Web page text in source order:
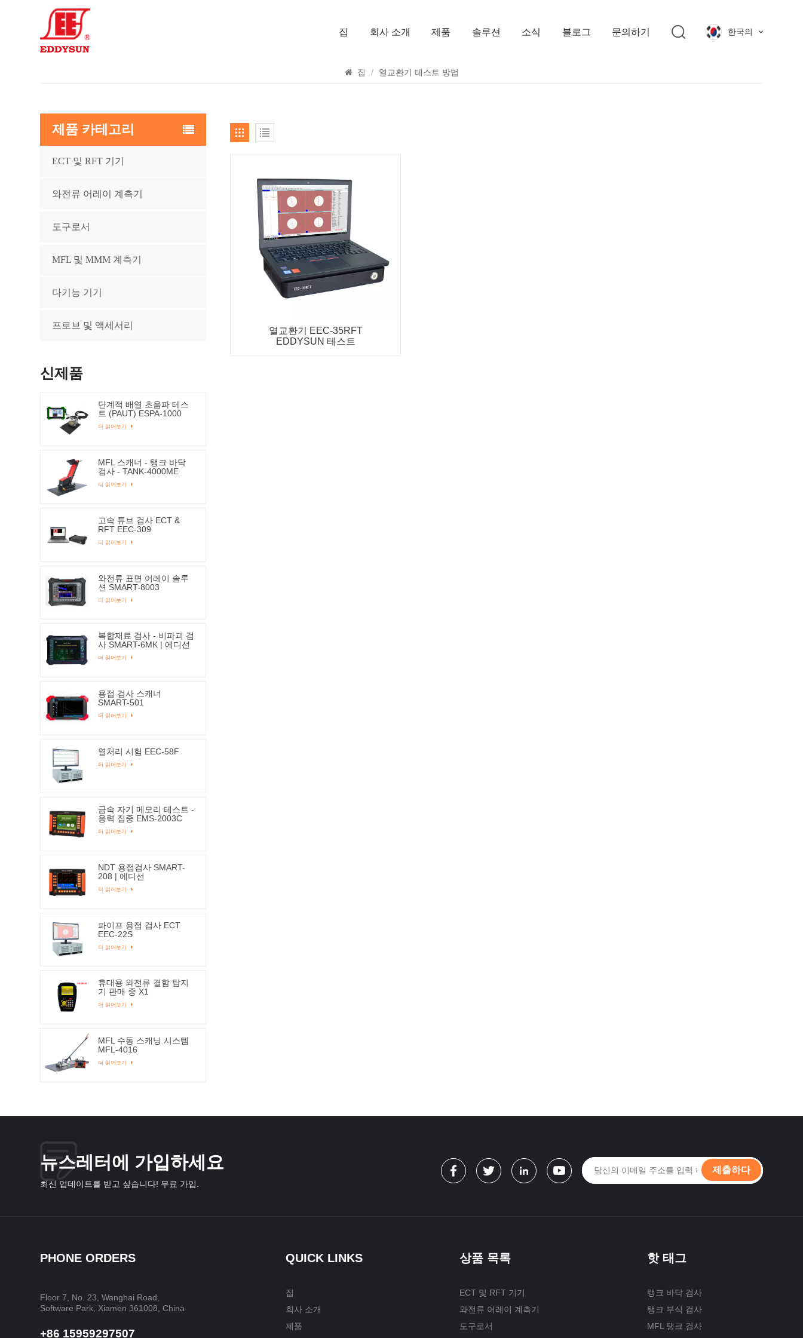
집 회사 소개 제품 솔루션 소식 블로그 문의하기 한국의
찾다
집 / 열교환기 테스트 방법
열교환기 EEC-35RFT
EDDYSUN 테스트
제품 카테고리
ECT 및 RFT 기기
와전류 어레이 계측기
도구로서
MFL 및 MMM 계측기
다기능 기기
프로브 및 액세서리
신제품
단계적 배열 초음파 테스
트 (PAUT) ESPA-1000
더 읽어보기
MFL 스캐너 - 탱크 바닥
검사 - TANK-4000ME
더 읽어보기
고속 튜브 검사 ECT &
RFT EEC-309
더 읽어보기
와전류 표면 어레이 솔루
션 SMART-8003
더 읽어보기
복합재료 검사 - 비파괴 검
사 SMART-6MK | 에디선
더 읽어보기
용접 검사 스캐너
SMART-501
더 읽어보기
열처리 시험 EEC-58F
더 읽어보기
금속 자기 메모리 테스트 -
응력 집중 EMS-2003C
더 읽어보기
NDT 용접검사 SMART-
208 | 에디선
더 읽어보기
파이프 용접 검사 ECT
EEC-22S
더 읽어보기
휴대용 와전류 결함 탐지
기 판매 중 X1
더 읽어보기
MFL 수동 스캐닝 시스템
MFL-4016
더 읽어보기
뉴스레터에 가입하세요
최신 업데이트를 받고 싶습니다! 무료 가입.
제출하다
PHONE ORDERS
Floor 7, No. 23, Wanghai Road,
Software Park, Xiamen 361008, China
+86 15959297507
QUICK LINKS
집
회사 소개
제품
상품 목록
ECT 및 RFT 기기
와전류 어레이 계측기
도구로서
핫 태그
탱크 바닥 검사
탱크 부식 검사
MFL 탱크 검사